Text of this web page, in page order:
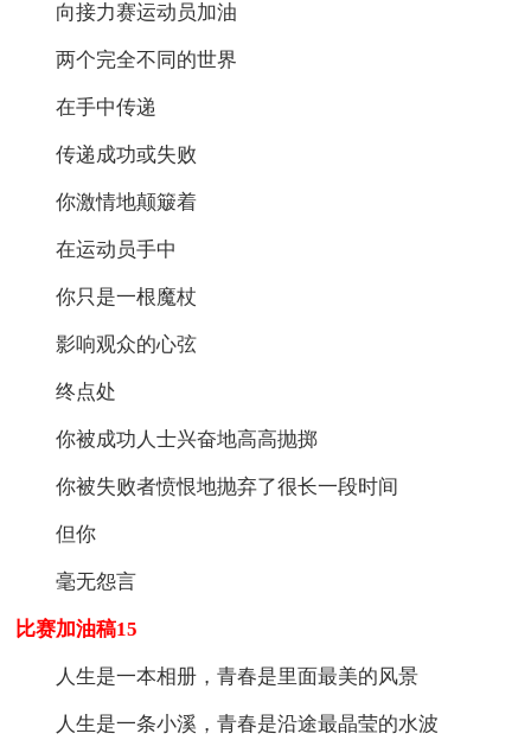
向接力赛运动员加油
两个完全不同的世界
在手中传递
传递成功或失败
你激情地颠簸着
在运动员手中
你只是一根魔杖
影响观众的心弦
终点处
你被成功人士兴奋地高高抛掷
你被失败者愤恨地抛弃了很长一段时间
但你
毫无怨言
比赛加油稿15
人生是一本相册，青春是里面最美的风景
人生是一条小溪，青春是沿途最晶莹的水波